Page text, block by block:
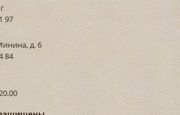
97
д. 6
84